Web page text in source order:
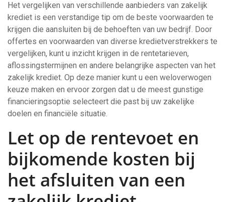
Het vergelijken van verschillende aanbieders van zakelijk
krediet is een verstandige tip om de beste voorwaarden te
krijgen die aansluiten bij de behoeften van uw bedrijf. Door
offertes en voorwaarden van diverse kredietverstrekkers te
vergelijken, kunt u inzicht krijgen in de rentetarieven,
aflossingstermijnen en andere belangrijke aspecten van het
zakelijk krediet. Op deze manier kunt u een weloverwogen
keuze maken en ervoor zorgen dat u de meest gunstige
financieringsoptie selecteert die past bij uw zakelijke
doelen en financiële situatie.
Let op de rentevoet en
bijkomende kosten bij
het afsluiten van een